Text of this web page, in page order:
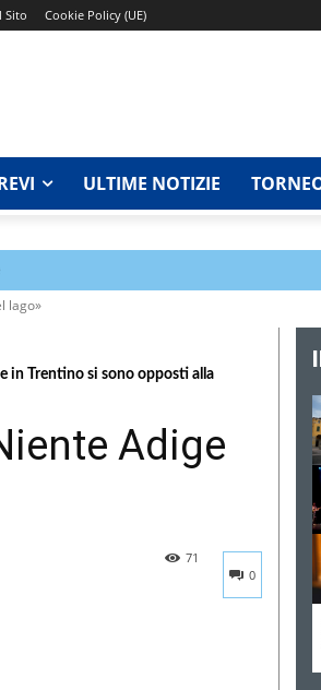
Sito Cookie Policy (UE)
ULTIME NOTIZIE
lago»
in Trentino si sono opposti alla
Adige
0
71